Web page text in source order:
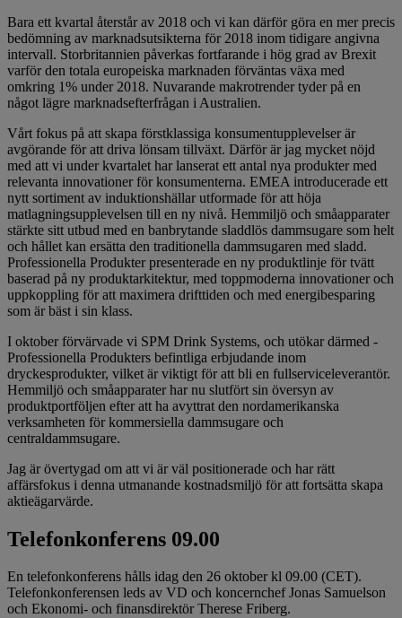
Bara ett kvartal återstår av 2018 och vi kan därför göra en mer precis
bedömning av marknadsutsikterna för 2018 inom tidigare angivna
intervall. Storbritannien påverkas fortfarande i hög grad av Brexit
varför den totala europeiska marknaden förväntas växa med
omkring 1% under 2018. Nuvarande makrotrender tyder på en
något lägre marknadsefterfrågan i Australien.
Vårt fokus på att skapa förstklassiga konsumentupplevelser är
avgörande för att driva lönsam tillväxt. Därför är jag mycket nöjd
med att vi under kvartalet har lanserat ett antal nya produkter med
relevanta innovationer för konsumenterna. EMEA introducerade ett
nytt sortiment av induktionshällar utformade för att höja
matlagningsupplevelsen till en ny nivå. Hemmiljö och småapparater
stärkte sitt utbud med en banbrytande sladdlös dammsugare som helt
och hållet kan ersätta den traditionella dammsugaren med sladd.
Professionella Produkter presenterade en ny produktlinje för tvätt
baserad på ny produktarkitektur, med toppmoderna innovationer och
uppkoppling för att maximera drifttiden och med energibesparing
som är bäst i sin klass.
I oktober förvärvade vi SPM Drink Systems, och utökar därmed ­
Professionella Produkters befintliga erbjudande inom
dryckesprodukter, vilket är viktigt för att bli en fullserviceleverantör.
Hemmiljö och småapparater har nu slutfört sin översyn av
produktportföljen efter att ha avyttrat den nordamerikanska
verksamheten för kommersiella dammsugare och
centraldammsugare.
Jag är övertygad om att vi är väl positionerade och har rätt
affärsfokus i denna utmanande kostnadsmiljö för att fortsätta skapa
aktieägarvärde.
Telefonkonferens 09.00
En telefonkonferens hålls idag den 26 oktober kl 09.00 (CET).
Telefonkonferensen leds av VD och koncernchef Jonas Samuelson
och Ekonomi- och finansdirektör Therese Friberg.